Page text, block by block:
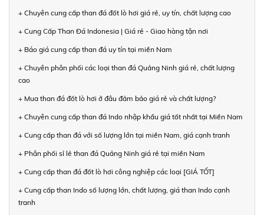
+ Chuyên cung cấp than đá đốt lò hơi giá rẻ, uy tín, chất lượng cao
+ Cung Cấp Than Đá Indonesia | Giá rẻ - Giao hàng tận nơi
+ Báo giá cung cấp than đá uy tín tại miền Nam
+ Chuyên phân phối các loại than đá Quảng Ninh giá rẻ, chất lượng
cao
+ Mua than đá đốt lò hơi ở đâu đảm bảo giá rẻ và chất lượng?
+ Chuyên cung cấp than đá Indo nhập khẩu giá tốt nhất tại Miền Nam
+ Cung cấp than đá với số lượng lớn tại miền Nam, giá cạnh tranh
+ Phân phối sỉ lẻ than đá Quảng Ninh giá rẻ tại miền Nam
+ Cung cấp than đá đốt lò hơi công nghiệp các loại [GIÁ TỐT]
+ Cung cấp than Indo số lượng lớn, chất lượng, giá than Indo cạnh
tranh